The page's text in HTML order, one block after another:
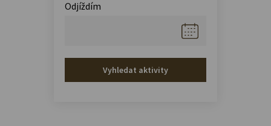
Odjíždím
Vyhledat aktivity